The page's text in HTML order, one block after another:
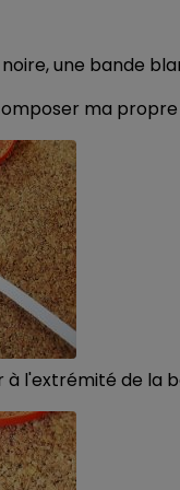
une bande
ma
l'extrémité de la